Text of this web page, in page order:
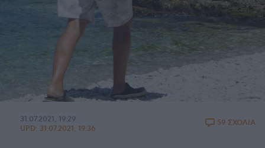
31.07.2021, 19:29
UPD: 31.07.2021, 19:36
59 ΣΧΟΛΙΑ